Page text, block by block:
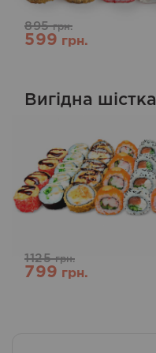
895грн.
599грн.
Вигідна шістка
1125грн.
799грн.